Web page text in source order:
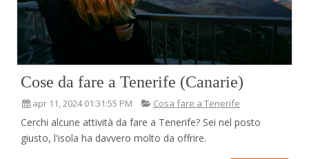
Cose da fare a Tenerife (Canarie)
apr 11, 2024 01:31:55 PM Cosa fare a Tenerife
Cerchi alcune attività da fare a Tenerife? Sei nel posto
giusto, l'isola ha davvero molto da offrire.